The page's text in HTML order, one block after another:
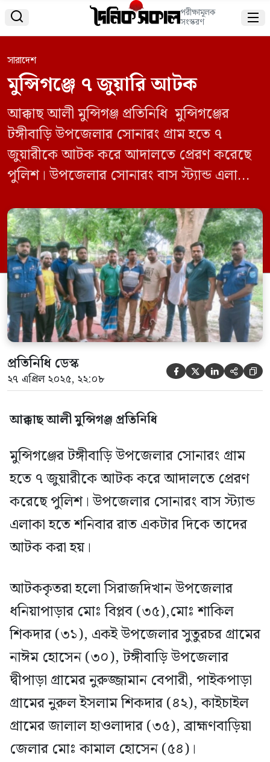
 পরীক্ষামূলক
সংস্করণ 
সারাদেশ
মুন্সিগঞ্জে ৭ জুয়ারি আটক
আক্কাছ আলী মুন্সিগঞ্জ প্রতিনিধি মুন্সিগঞ্জের
টঙ্গীবাড়ি উপজেলার সোনারং গ্রাম হতে ৭
জুয়ারীকে আটক করে আদালতে প্রেরণ করেছে
পুলিশ। উপজেলার সোনারং বাস স্ট্যান্ড এলাকা
করা হয়। আটককৃতরা হলো সিরাজদিখান
উপজেলার ধনিয়াপাড়ার মোঃ বিপ্লব (৩৫),মোঃ
শাকিল শিকদার (৩১), একই উপজেলার সুতুরচর
গ্রামের নাঈম হোসেন (৩০), টঙ্গীবাড়ি
উপজেলার দ্বীপাড়া গ্রামের নুরুজ্জামান […]
প্রতিনিধি ডেস্ক
২৭ এপ্রিল ২০২৫, ২২:০৮     
আক্কাছ আলী মুন্সিগঞ্জ প্রতিনিধি
মুন্সিগঞ্জের টঙ্গীবাড়ি উপজেলার সোনারং গ্রাম
হতে ৭ জুয়ারীকে আটক করে আদালতে প্রেরণ
করেছে পুলিশ। উপজেলার সোনারং বাস স্ট্যান্ড
এলাকা হতে শনিবার রাত একটার দিকে তাদের
আটক করা হয়।
আটককৃতরা হলো সিরাজদিখান উপজেলার
ধনিয়াপাড়ার মোঃ বিপ্লব (৩৫),মোঃ শাকিল
শিকদার (৩১), একই উপজেলার সুতুরচর গ্রামের
নাঈম হোসেন (৩০), টঙ্গীবাড়ি উপজেলার
দ্বীপাড়া গ্রামের নুরুজ্জামান বেপারী, পাইকপাড়া
গ্রামের নুরুল ইসলাম শিকদার (৪২), কাইচাইল
গ্রামের জালাল হাওলাদার (৩৫), ব্রাহ্মণবাড়িয়া
জেলার মোঃ কামাল হোসেন (৫৪)।